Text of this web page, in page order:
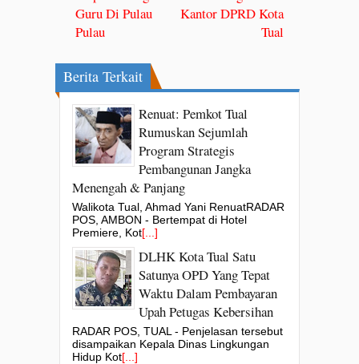
Guru Di Pulau
Pulau
Kantor DPRD Kota
Tual
Berita Terkait
Renuat: Pemkot Tual
Rumuskan Sejumlah
Program Strategis
Pembangunan Jangka
Menengah & Panjang
Walikota Tual, Ahmad Yani RenuatRADAR
POS, AMBON - Bertempat di Hotel
Premiere, Kot[...]
DLHK Kota Tual Satu
Satunya OPD Yang Tepat
Waktu Dalam Pembayaran
Upah Petugas Kebersihan
RADAR POS, TUAL - Penjelasan tersebut
disampaikan Kepala Dinas Lingkungan
Hidup Kot[...]